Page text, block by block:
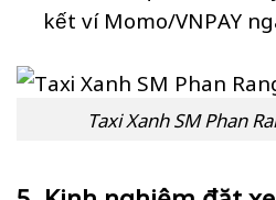
kết ví Momo/VNPAY
Taxi Xanh SM Phan